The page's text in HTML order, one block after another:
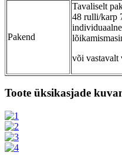
Pakend
Tavaliselt
48 rulli/karp
või vastavalt
Toote üksikasjade